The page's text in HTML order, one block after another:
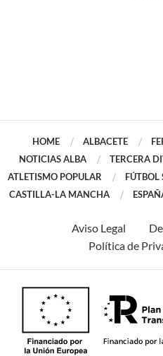
HOME ALBACETE
NOTICIAS ALBA
TERCERA
ATLETISMO POPULAR
FÚTBOL
CASTILLA-LA MANCHA
Aviso Legal
Política de